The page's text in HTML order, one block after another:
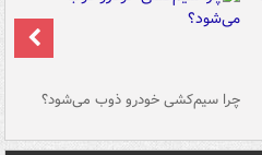
چرا سیم‌کشی خودرو ذوب می‌شود؟